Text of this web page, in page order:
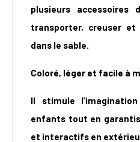
plusieurs accessoires
transporter, creuser
dans le sable.
Coloré, léger et facile à
Il stimule
enfants tout en
et interactifs en